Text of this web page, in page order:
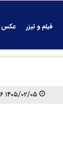
فیلم و تیزر عکس
۱۴۰۵/۰۲/۰۵ ۱۷:۰۹:۴۶